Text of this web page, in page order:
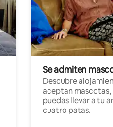
Se admiten
Descubre
aceptan mascotas,
puedas llevar a tu
cuatro patas.